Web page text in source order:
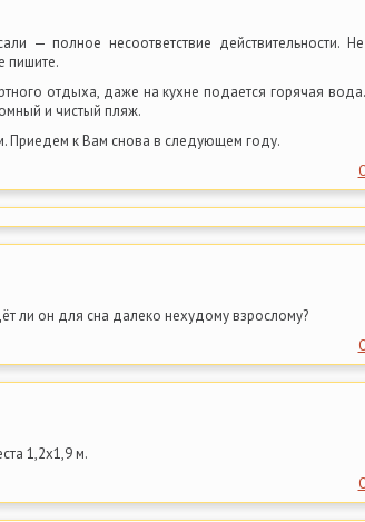
— полное несоответствие действительности.
пишите.
отдыха, даже на кухне подается горячая
и чистый пляж.
Приедем к Вам снова в следующем году.
ли он для сна далеко нехудому взрослому?
1,2х1,9 м.